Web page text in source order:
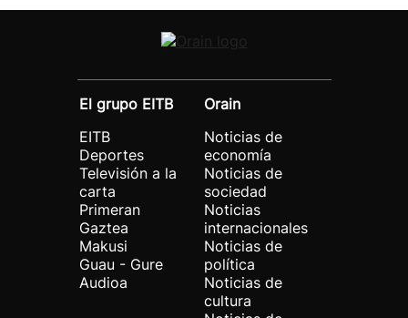
El grupo EITB
EITB
Deportes
Televisión a la
carta
Primeran
Gaztea
Makusi
Guau - Gure
Audioa
Orain
Noticias de
economía
Noticias de
sociedad
Noticias
internacionales
Noticias de
política
Noticias de
cultura